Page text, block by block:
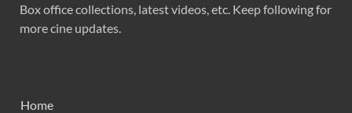
Box office collections, latest videos, etc. Keep following for
more cine updates.
Home